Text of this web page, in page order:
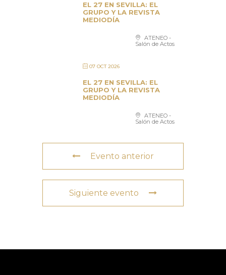
EL 27 EN SEVILLA: EL
GRUPO Y LA REVISTA
MEDIODÍA
ATENEO -
Salón de Actos
07 OCT 2026
EL 27 EN SEVILLA: EL
GRUPO Y LA REVISTA
MEDIODÍA
ATENEO -
Salón de Actos
Evento anterior
Siguiente evento